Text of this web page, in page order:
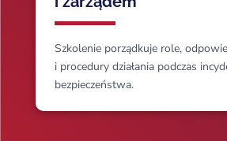
Szkolenie porządkuje role,
i procedury działania podczas
bezpieczeństwa.